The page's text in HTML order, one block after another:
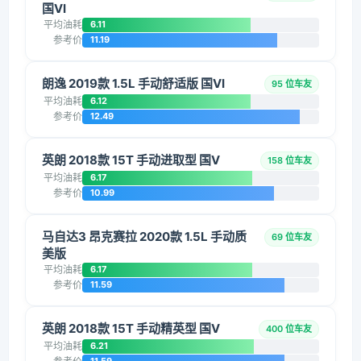
国VI
平均油耗 6.11
参考价 11.19
朗逸 2019款 1.5L 手动舒适版 国VI 95 位车友
平均油耗 6.12
参考价 12.49
英朗 2018款 15T 手动进取型 国V 158 位车友
平均油耗 6.17
参考价 10.99
马自达3 昂克赛拉 2020款 1.5L 手动质
美版
69 位车友
平均油耗 6.17
参考价 11.59
英朗 2018款 15T 手动精英型 国V 400 位车友
平均油耗 6.21